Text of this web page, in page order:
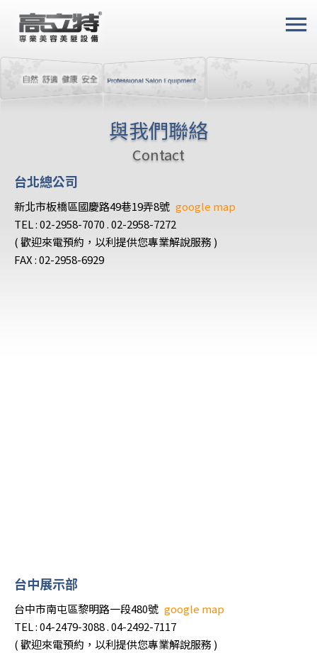
menu
與我們聯絡
Contact
台北總公司
新北市板橋區國慶路49巷19弄8號 google map
TEL : 02-2958-7070 . 02-2958-7272
( 歡迎來電預約，以利提供您專業解說服務 )
FAX : 02-2958-6929
台中展示部
台中市南屯區黎明路一段480號 google map
TEL : 04-2479-3088 . 04-2492-7117
( 歡迎來電預約，以利提供您專業解說服務 )